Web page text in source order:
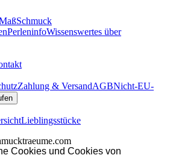
Schmuck
PerleninfoWissenswertes über
Zahlung & VersandAGBNicht-EU-
Lieblingsstücke
Cookies und Cookies von